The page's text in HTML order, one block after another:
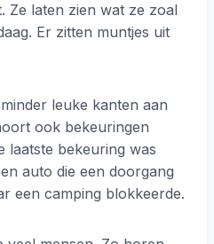
Ze laten zien wat ze zoal
Er zitten muntjes uit
leuke kanten aan
ook bekeuringen
laatste bekeuring was
auto die een doorgang
een camping blokkeerde.